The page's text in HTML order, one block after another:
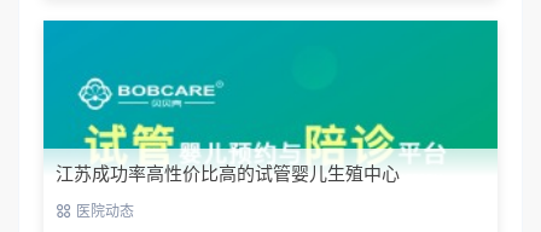
江苏成功率高性价比高的试管婴儿生殖中心
医院动态